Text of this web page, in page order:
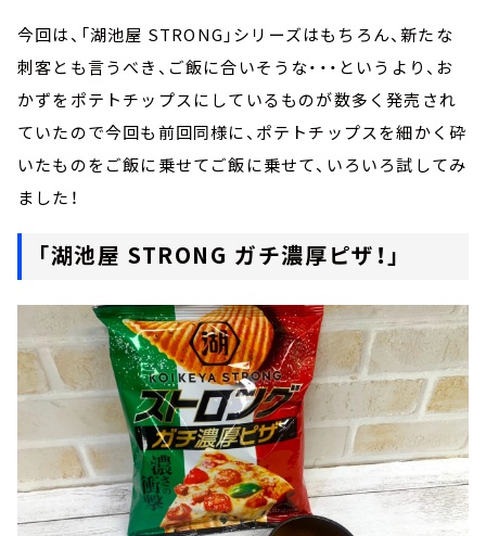
今回は、「湖池屋 STRONG」シリーズはもちろん、新たな
刺客とも言うべき、ご飯に合いそうな・・・というより、お
かずをポテトチップスにしているものが数多く発売され
ていたので今回も前回同様に、ポテトチップスを細かく砕
いたものをご飯に乗せてご飯に乗せて、いろいろ試してみ
ました！
「湖池屋 STRONG ガチ濃厚ピザ！」